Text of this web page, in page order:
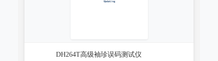
DH264T高级袖珍误码测试仪